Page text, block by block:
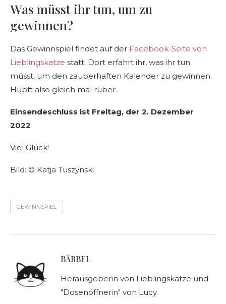
Was müsst ihr tun, um zu
gewinnen?
Das Gewinnspiel findet auf der Facebook-Seite von
Lieblingskatze statt. Dort erfahrt ihr, was ihr tun
müsst, um den zauberhaften Kalender zu gewinnen.
Hüpft also gleich mal rüber.
Einsendeschluss ist Freitag, der 2. Dezember
2022
Viel Glück!
Bild: © Katja Tuszynski
GEWINNSPIEL
BÄRBEL
Herausgeberin von Lieblingskatze und
"Dosenöffnerin" von Lucy.